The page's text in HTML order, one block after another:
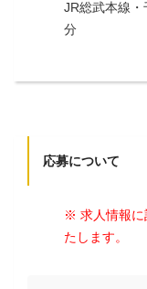
JR総武本線
分
応募について
※ 求人情報に
たします。